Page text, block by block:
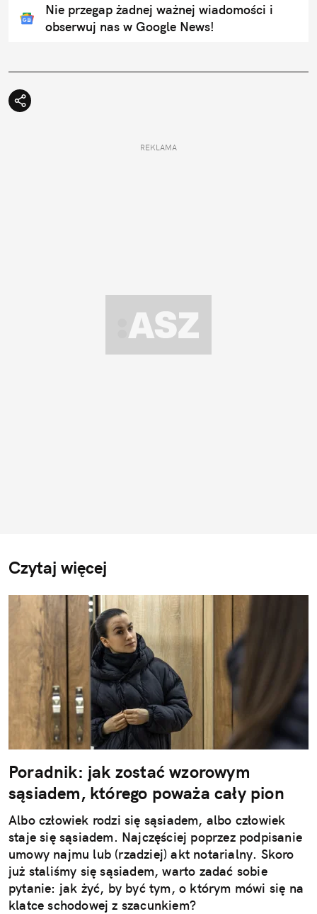
Nie przegap żadnej ważnej wiadomości i
obserwuj nas w Google News!
REKLAMA
Czytaj więcej
Poradnik: jak zostać wzorowym
sąsiadem, którego poważa cały pion
Albo człowiek rodzi się sąsiadem, albo człowiek
staje się sąsiadem. Najczęściej poprzez podpisanie
umowy najmu lub (rzadziej) akt notarialny. Skoro
już staliśmy się sąsiadem, warto zadać sobie
pytanie: jak żyć, by być tym, o którym mówi się na
klatce schodowej z szacunkiem?